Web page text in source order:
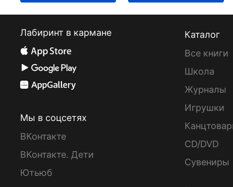
Лабиринт в кармане
Мы в соцсетях
ВКонтакте
ВКонтакте. Дети
Ютьюб
Каталог
Все книги
Школа
Журналы
Игрушки
CD/DVD
Сувениры